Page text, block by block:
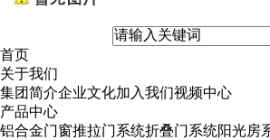
首页
关于我们
集团简介企业文化加入我们视频中心
产品中心
铝合金门窗推拉门系统折叠门系统阳光房